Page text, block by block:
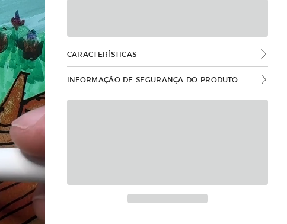
CARACTERÍSTICAS
INFORMAÇÃO DE SEGURANÇA DO PRODUTO